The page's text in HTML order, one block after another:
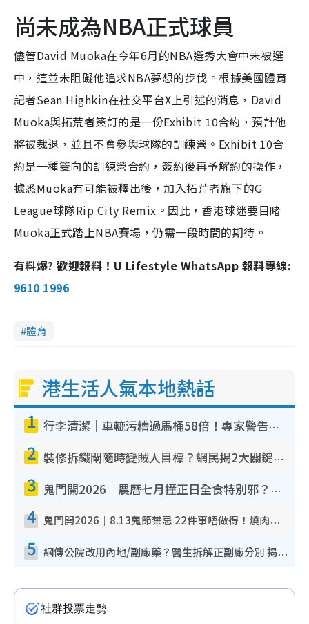
尚未成為NBA正式球員
儘管David Muoka在今年6月的NBA選秀大會中未被選
中，這並未阻礙他追求NBA夢想的步伐。根據美國體育
記者Sean Highkin在社交平台X上引述的消息，David
Muoka與拓荒者簽訂的是一份Exhibit 10合約，預計他
將被裁退，並且不會參與球隊的訓練營。Exhibit 10合
約是一種雙向的訓練營合約，簽約後再予解約的操作，
據悉Muoka有可能被釋出後，加入拓荒者旗下的G
League球隊Rip City Remix。因此，香港球迷要目睹
Muoka正式踏上NBA賽場，仍需一段時間的期待。
有料爆? 歡迎報料！U Lifestyle WhatsApp 報料專線:
9610 1996
體育
港生活人氣本地熱話
1 行李清潔｜車轆污糟過馬桶58倍！專家警告忌用酒精抹 教1招免污手除菌
2 裝修拆鐵閘隨時變賊人目標？網民揭2大關鍵用途：裝新式等於白裝？附新舊鐵閘分別
3 鬼門開2026｜農曆七月撞正日全食特別邪？專家警告切忌做一事！揭4大禁忌+2招保平安
4 鬼門開2026｜8.13鬼節禁忌 22件事唔做得！燒肉、刺身要少食？半夜勿吹口哨/打呢個電話
5 網傳公院改用內地/副廠藥？醫生拆解正副廠分別 揭4類人換藥隨時出事